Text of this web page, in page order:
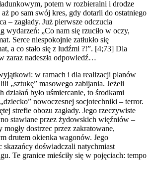
potem w rozbieralni i drodze
po sam swój kres, gdy dotarli do ostatniego
– zagłady. Już pierwsze odczucia
wydarzeń: „Co nam się rzuciło w oczy,
Serce niespokojnie zatłukło się
a co stało się z ludźmi ?!”. [4;73] Dla
zaraz nadeszła odpowiedź…
w ramach i dla realizacji planów
„sztukę” masowego zabijania. Jeżeli
działań było uśmiercanie, to środkami
nowoczesnej socjotechniki – terror.
strefie obozu zagłady. Jego rzeczywiste
stawiane przez żydowskich więźniów –
mogły dostrzec przez zakratowane,
drutem okienka wagonów. Jego
skazańcy doświadczali natychmiast
Te granice mieściły się w pojęciach: tempo